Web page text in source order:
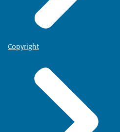
Copyright